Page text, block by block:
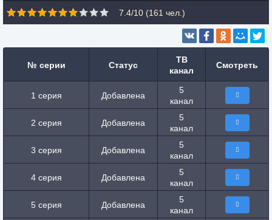
7.4/10 (161 чел.)
№ серии Статус
ТВ
канал
Смотреть
1 серия Добавлена
5
канал
2 серия Добавлена
5
канал
3 серия Добавлена
5
канал
4 серия Добавлена
5
канал
5 серия Добавлена
5
канал